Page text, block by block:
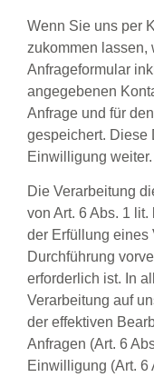
Wenn Sie uns per
zukommen lassen,
Anfrageformular
angegebenen
Anfrage und für
gespeichert. Diese
Einwilligung weiter.
Die Verarbeitung
von Art. 6 Abs. 1
der Erfüllung eines
Durchführung
erforderlich ist. In
Verarbeitung auf
der effektiven
Anfragen (Art. 6
Einwilligung (Art. 6